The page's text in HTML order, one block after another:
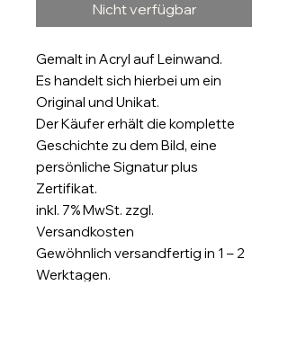
Nicht verfügbar
Gemalt in Acryl auf Leinwand.
Es handelt sich hierbei um ein
Original und Unikat.
Der Käufer erhält die komplette
Geschichte zu dem Bild, eine
persönliche Signatur plus
Zertifikat.
inkl. 7% MwSt. zzgl.
Versandkosten
Gewöhnlich versandfertig in 1 – 2
Werktagen.